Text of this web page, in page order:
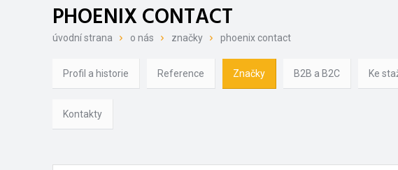
PHOENIX CONTACT
úvodní strana o nás značky phoenix contact
Profil a historie Reference Značky B2B a B2C Ke
Kontakty